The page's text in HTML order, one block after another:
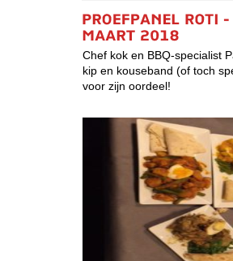
Chef kok en BBQ-specialist
kip en kouseband (of toch
voor zijn oordeel!